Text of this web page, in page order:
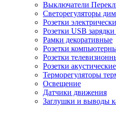
Выключатели
Светорегуляторы
Розетки
Розетки USB
Рамки декоративные
Розетки
Розетки
Розетки акустические
Терморегуляторы
Освещение
Датчики движения
Заглушки и выводы